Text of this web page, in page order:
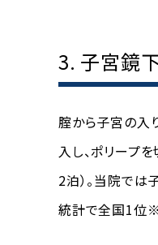
3. 子宮鏡
腟から子宮の入
入し、ポリープ
2泊）。当院で
統計で全国1位※